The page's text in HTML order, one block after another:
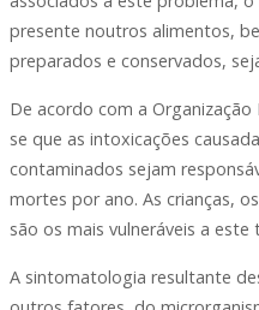
presente noutros alimentos,
preparados e conservados,
De acordo com a
se que as intoxicações
contaminados sejam
mortes por ano. As crianças,
são os mais vulneráveis a este
A sintomatologia resultante